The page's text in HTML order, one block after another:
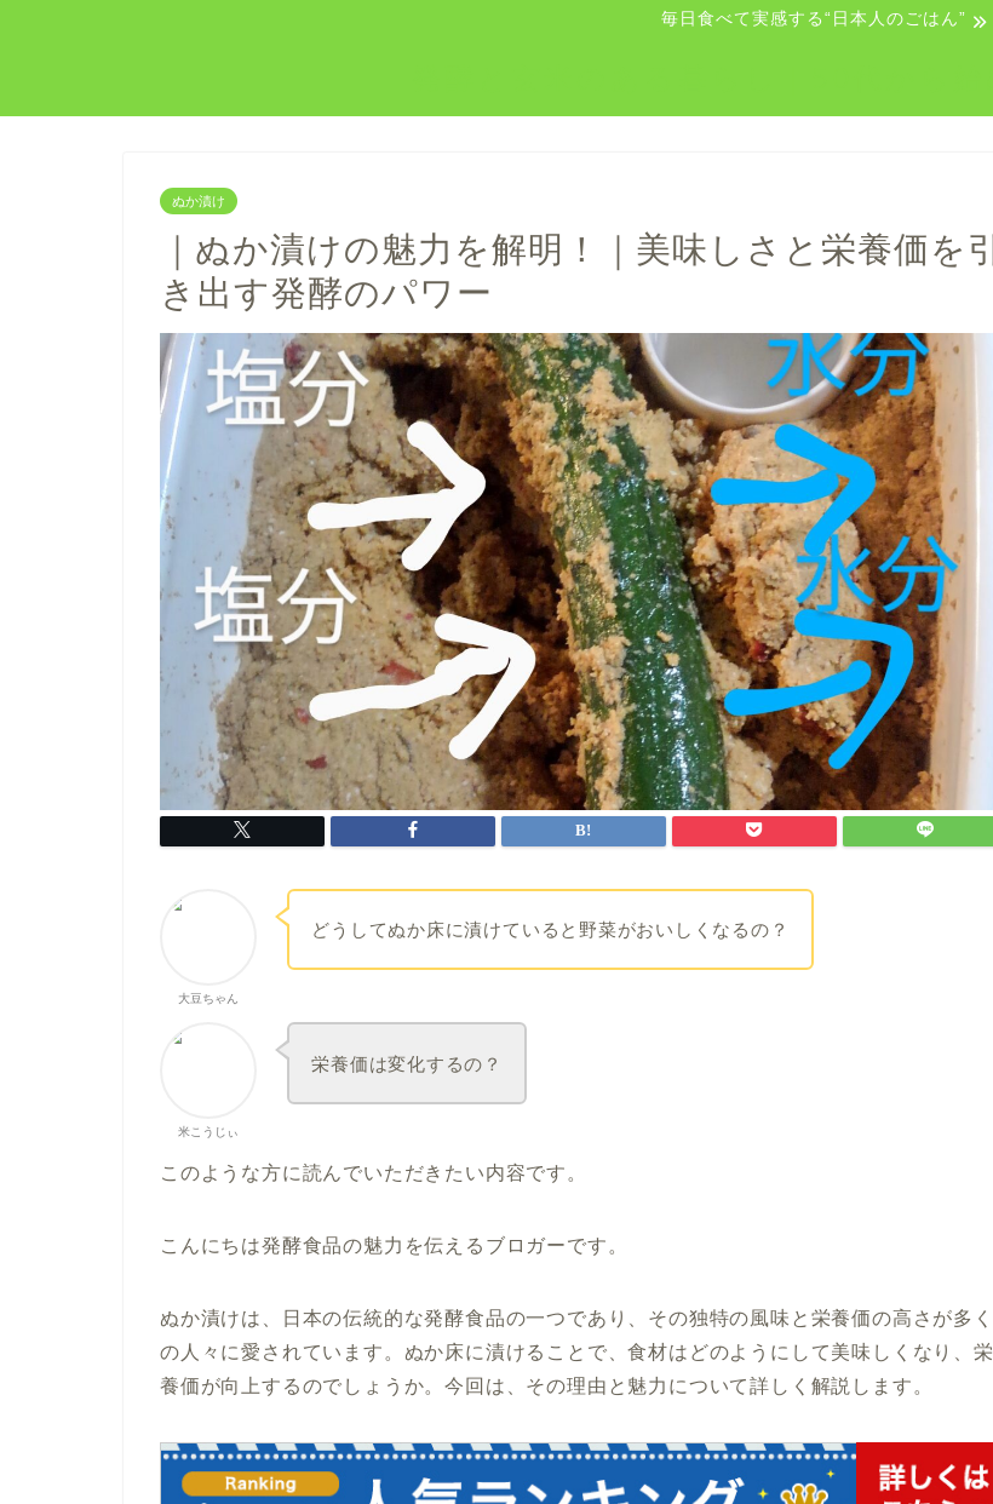
毎日食べて実感する“日本人のごはん”
ぬか漬け
｜ぬか漬けの魅力を解明！｜美味しさと栄養価を引
き出す発酵のパワー
大豆ちゃん
どうしてぬか床に漬けていると野菜がおいしくなるの？
米こうじぃ
栄養価は変化するの？
このような方に読んでいただきたい内容です。
こんにちは発酵食品の魅力を伝えるブロガーです。
ぬか漬けは、日本の伝統的な発酵食品の一つであり、その独特の風味と栄養価の高さが多く
の人々に愛されています。ぬか床に漬けることで、食材はどのようにして美味しくなり、栄
養価が向上するのでしょうか。今回は、その理由と魅力について詳しく解説します。